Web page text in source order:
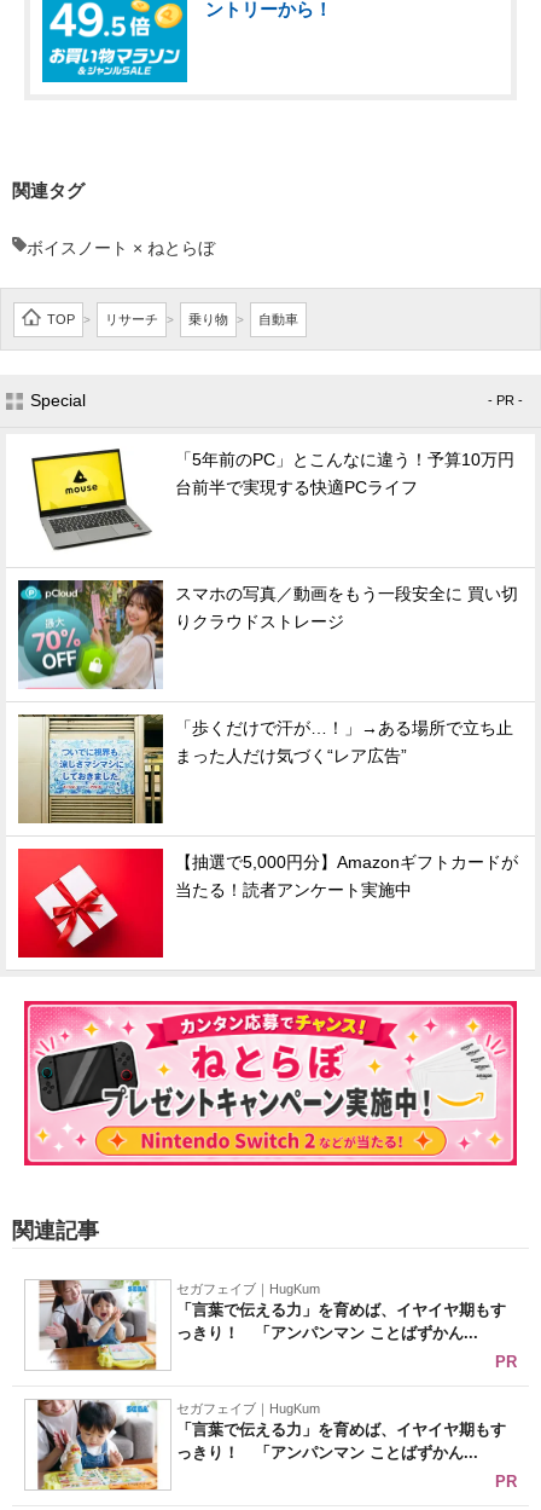
ントリーから！
関連タグ
ボイスノート × ねとらぼ
TOP > リサーチ > 乗り物 > 自動車
Special - PR -
「5年前のPC」とこんなに違う！予算10万円
台前半で実現する快適PCライフ
スマホの写真／動画をもう一段安全に 買い切
りクラウドストレージ
「歩くだけで汗が…！」→ある場所で立ち止
まった人だけ気づく“レア広告”
【抽選で5,000円分】Amazonギフトカードが
当たる！読者アンケート実施中
関連記事
セガフェイブ｜HugKum
「言葉で伝える力」を育めば、イヤイヤ期もす
っきり！ 「アンパンマン ことばずかん...
PR
セガフェイブ｜HugKum
「言葉で伝える力」を育めば、イヤイヤ期もす
っきり！ 「アンパンマン ことばずかん...
PR